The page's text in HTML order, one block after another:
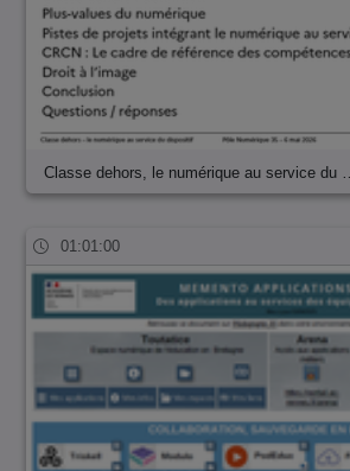
Classe dehors, le numérique au service du …
01:01:00